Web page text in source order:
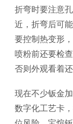
折弯时要注意
近，折弯后可
要控制热变形
喷粉前还要检
否则外观看着
现在不少钣金
数字化工艺卡